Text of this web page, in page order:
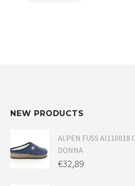
NEW PRODUCTS
ALPEN FUSS AI110018
DONNA
€32,89